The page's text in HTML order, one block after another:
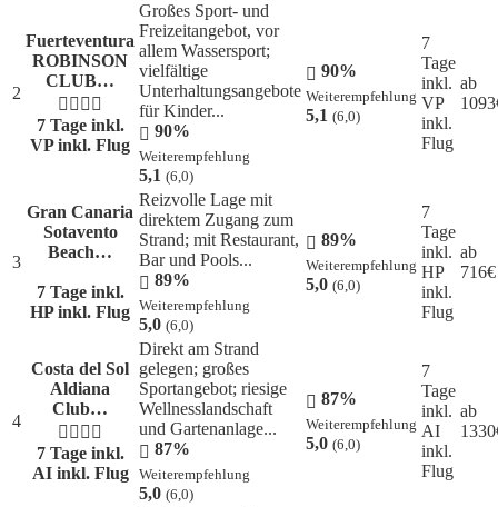
2
Fuerteventura
ROBINSON
CLUB…
7 Tage inkl.
VPinkl. Flug
Großes Sport- und
Freizeitangebot, vor
allem Wassersport;
vielfältige
Unterhaltungsangebote
für Kinder...
90%
Weiterempfehlung
5,1 (6,0)
90%
Weiterempfehlung
5,1 (6,0)
7
Tage
inkl.
VP
inkl.
Flug
ab
1093
3
Gran Canaria
Sotavento
Beach…
7 Tage inkl.
HPinkl. Flug
Reizvolle Lage mit
direktem Zugang zum
Strand; mit Restaurant,
Bar und Pools...
89%
Weiterempfehlung
5,0 (6,0)
89%
Weiterempfehlung
5,0 (6,0)
7
Tage
inkl.
HP
inkl.
Flug
ab
716€
4
Costa del Sol
Aldiana
Club…
7 Tage inkl.
AIinkl. Flug
Direkt am Strand
gelegen; großes
Sportangebot; riesige
Wellnesslandschaft
und Gartenanlage...
87%
Weiterempfehlung
5,0 (6,0)
87%
Weiterempfehlung
5,0 (6,0)
7
Tage
inkl.
AI
inkl.
Flug
ab
1330